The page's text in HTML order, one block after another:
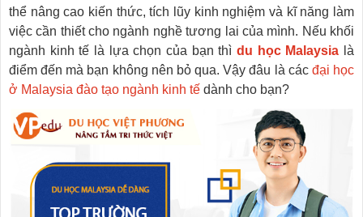
thể nâng cao kiến thức, tích lũy kinh nghiệm và kĩ năng làm
việc cần thiết cho ngành nghề tương lai của mình. Nếu khối
ngành kinh tế là lựa chọn của bạn thì du học Malaysia là
điểm đến mà bạn không nên bỏ qua. Vậy đâu là cácđại học
ở Malaysia đào tạo ngành kinh tế dành cho bạn?